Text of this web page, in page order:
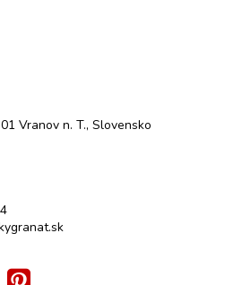
Vranov n. T., Slovensko